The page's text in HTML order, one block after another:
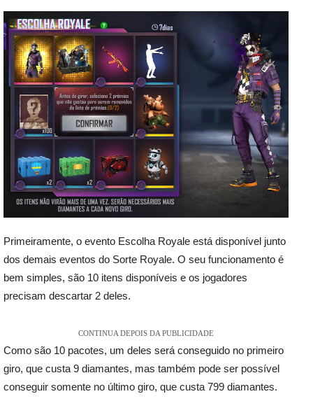
Primeiramente, o evento Escolha Royale está disponível junto
dos demais eventos do Sorte Royale. O seu funcionamento é
bem simples, são 10 itens disponíveis e os jogadores
precisam descartar 2 deles.
CONTINUA DEPOIS DA PUBLICIDADE
Como são 10 pacotes, um deles será conseguido no primeiro
giro, que custa 9 diamantes, mas também pode ser possível
conseguir somente no último giro, que custa 799 diamantes.